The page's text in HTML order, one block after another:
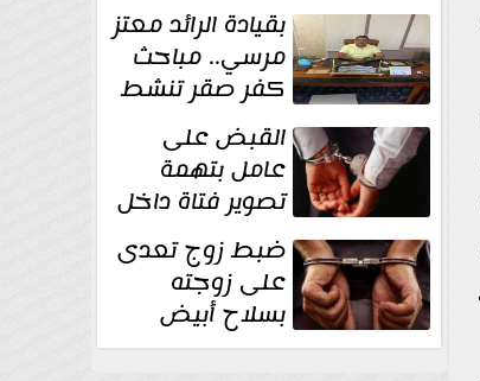
بقيادة الرائد معتز
مرسي.. مباحث
كفر صقر تنشط
بقوة وتوجه
ضربات أمنية... القبض على
عامل بتهمة
تصوير فتاة داخل
غرفة تغيير
الملابس بمحل في...ضبط زوج تعدى
على زوجته
بسلاح أبيض
وأصابها بجرح